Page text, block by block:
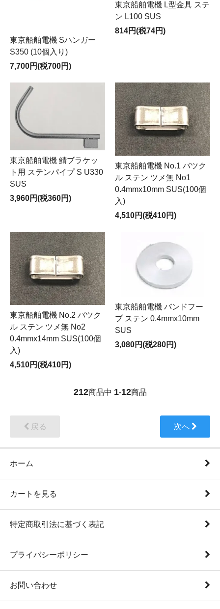
東京船舶電機 Sハンガー
S350 (10個入り)
7,700円(税700円)
東京船舶電機 L型金具 ステ
ン L100 SUS
814円(税74円)
東京船舶電機 鯖ブラケッ
ト用 ステンパイプ S U330
SUS
3,960円(税360円)
東京船舶電機 No.1 バツク
ル ステン ツメ無 No1
0.4mmx10mm SUS(100個
入)
4,510円(税410円)
東京船舶電機 No.2 バツク
ル ステン ツメ無 No2
0.4mmx14mm SUS(100個
入)
4,510円(税410円)
東京船舶電機 バンドフー
プ ステン 0.4mmx10mm
SUS
3,080円(税280円)
212商品中 1-12商品
戻る 次へ
ホーム
カートを見る
特定商取引法に基づく表記
プライバシーポリシー
お問い合わせ